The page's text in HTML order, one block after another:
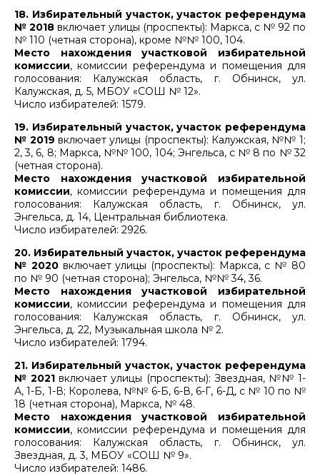
18. Избирательный участок, участок референдума
№ 2018 включает улицы (проспекты): Маркса, с № 92 по
№ 110 (четная сторона), кроме №№ 100, 104.
Место нахождения участковой избирательной
комиссии, комиссии референдума и помещения для
голосования: Калужская область, г. Обнинск, ул.
Калужская, д. 5, МБОУ «СОШ № 12».
Число избирателей: 1579.
19. Избирательный участок, участок референдума
№ 2019 включает улицы (проспекты): Калужская, №№ 1;
2, 3, 6, 8; Маркса, №№ 100, 104; Энгельса, с № 8 по № 32
(четная сторона).
Место нахождения участковой избирательной
комиссии, комиссии референдума и помещения для
голосования: Калужская область, г. Обнинск, ул.
Энгельса, д. 14, Центральная библиотека.
Число избирателей: 2926.
20. Избирательный участок, участок референдума
№ 2020 включает улицы (проспекты): Маркса, с № 80
по № 90 (четная сторона); Энгельса, №№ 34, 36.
Место нахождения участковой избирательной
комиссии, комиссии референдума и помещения для
голосования: Калужская область, г. Обнинск, ул.
Энгельса, д. 22, Музыкальная школа № 2.
Число избирателей: 1794.
21. Избирательный участок, участок референдума
№ 2021 включает улицы (проспекты): Звездная, №№ 1-
А, 1-Б, 1-В; Королева, №№ 6-Б, 6-В, 6-Г, 6-Д, с № 10 по №
18 (четная сторона), Маркса, № 48.
Место нахождения участковой избирательной
комиссии, комиссии референдума и помещения для
голосования: Калужская область, г. Обнинск, ул.
Звездная, д. 3, МБОУ «СОШ № 9».
Число избирателей: 1486.